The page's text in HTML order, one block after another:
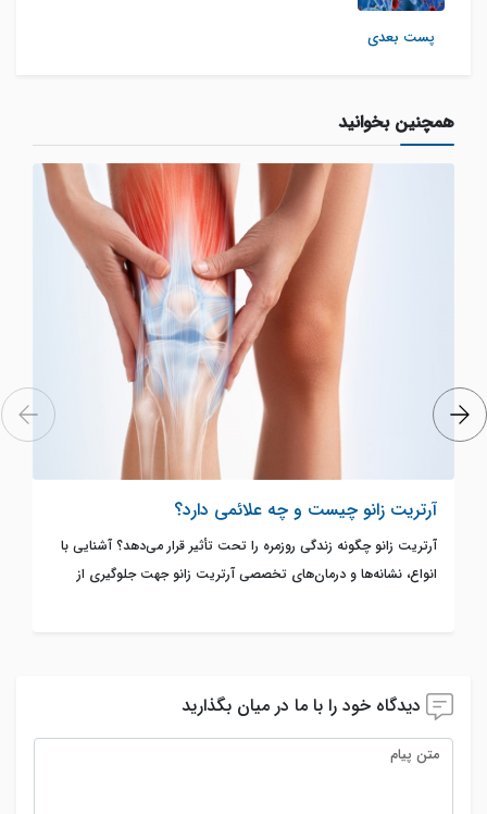
پست بعدی
همچنین بخوانید
آرتریت زانو چیست و چه علائمی دارد؟
آرتریت زانو چگونه زندگی روزمره را تحت تأثیر قرار می‌دهد؟ آشنایی با
انواع، نشانه‌ها و درمان‌های تخصصی آرتریت زانو جهت جلوگیری از
دیدگاه خود را با ما در میان بگذارید